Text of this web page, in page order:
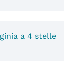
a 4 stelle